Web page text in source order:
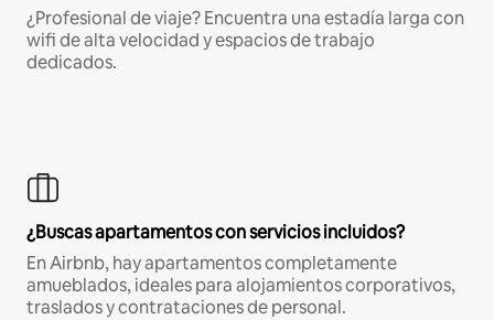
¿Profesional de viaje? Encuentra una estadía larga con
wifi de alta velocidad y espacios de trabajo
dedicados.
¿Buscas apartamentos con servicios incluidos?
En Airbnb, hay apartamentos completamente
amueblados, ideales para alojamientos corporativos,
traslados y contrataciones de personal.